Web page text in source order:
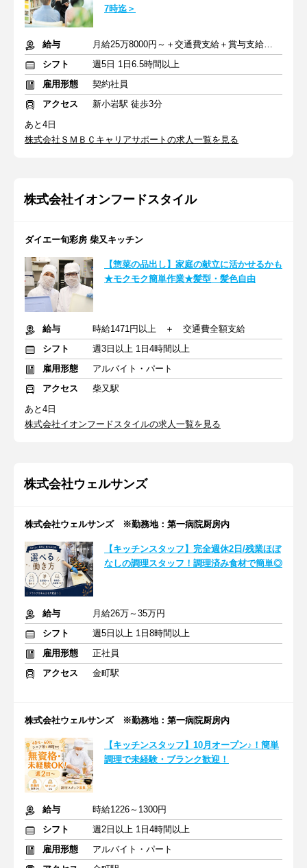
7時迄＞
給与
月給25万8000円～＋交通費支給＋賞与支給あり
シフト
週5日 1日6.5時間以上
雇用形態
契約社員
アクセス
新小岩駅 徒歩3分
あと4日
株式会社ＳＭＢＣキャリアサポートの求人一覧を見る
株式会社イオンフードスタイル
ダイエー旬彩房 柴又キッチン
【惣菜の品出し】家庭の献立に活かせるかも
★モクモク簡単作業★髪型・髪色自由
給与
時給1471円以上 ＋ 交通費全額支給
シフト
週3日以上 1日4時間以上
雇用形態
アルバイト・パート
アクセス
柴又駅
あと4日
株式会社イオンフードスタイルの求人一覧を見る
株式会社ウェルサンズ
株式会社ウェルサンズ ※勤務地：第一病院厨房内
【キッチンスタッフ】完全週休2日/残業ほぼ
なしの調理スタッフ！調理済み食材で簡単◎
給与
月給26万～35万円
シフト
週5日以上 1日8時間以上
雇用形態
正社員
アクセス
金町駅
株式会社ウェルサンズ ※勤務地：第一病院厨房内
【キッチンスタッフ】10月オープン♪！簡単
調理で未経験・ブランク歓迎！
給与
時給1226～1300円
シフト
週2日以上 1日4時間以上
雇用形態
アルバイト・パート